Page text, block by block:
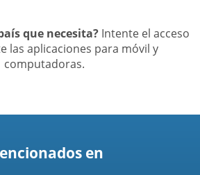
que necesita?Intente el acceso
las aplicaciones para móvil y
computadoras.
en